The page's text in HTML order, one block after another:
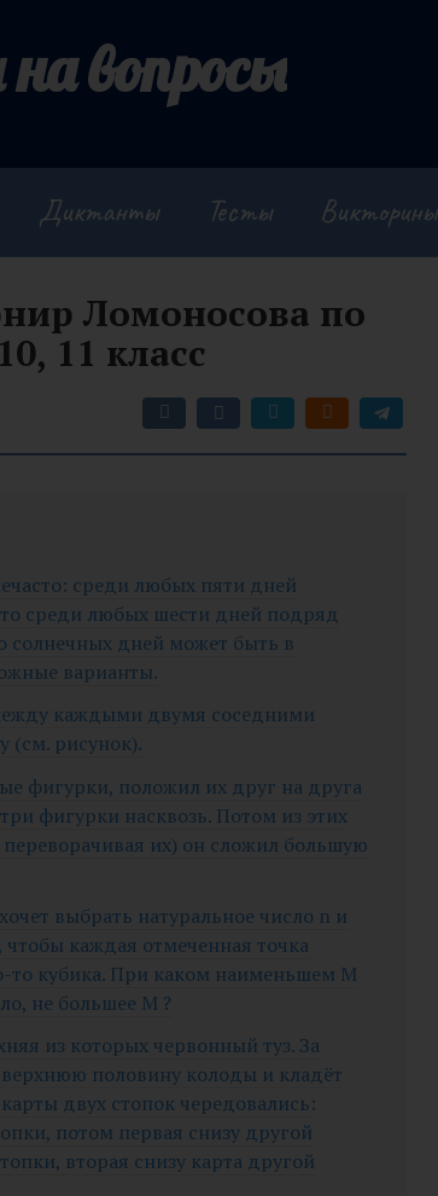
вопросы
Диктанты Тесты Викторины
Ломоносова по
11 класс
среди любых пяти дней
среди любых шести дней подряд
солнечных дней может быть в
варианты.
каждыми двумя соседними
(см. рисунок).
фигурки, положил их друг на друга
фигурки насквозь. Потом из этих
их) он сложил большую
выбрать натуральное число n и
каждая отмеченная точка
то кубика. При каком наименьшем M
не большее M ?
из которых червонный туз. За
половину колоды и кладёт
двух стопок чередовались:
потом первая снизу другой
вторая снизу карта другой